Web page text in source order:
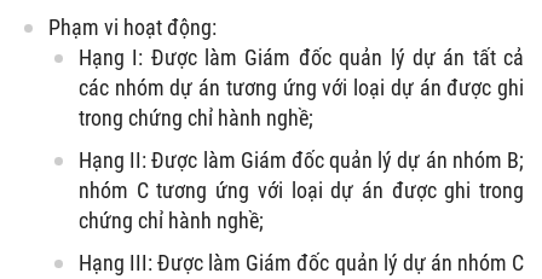
Phạm vi hoạt động:
Hạng I: Được làm Giám đốc quản lý dự án tất cả
các nhóm dự án tương ứng với loại dự án được ghi
trong chứng chỉ hành nghề;
Hạng II: Được làm Giám đốc quản lý dự án nhóm B;
nhóm C tương ứng với loại dự án được ghi trong
chứng chỉ hành nghề;
Hạng III: Được làm Giám đốc quản lý dự án nhóm C